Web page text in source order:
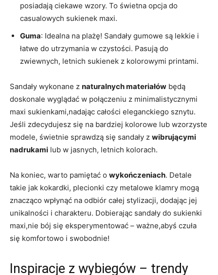
posiadają ciekawe wzory. To świetna opcja do
casualowych sukienek maxi.
Guma: Idealna na plażę! Sandały gumowe są lekkie i
łatwe do utrzymania w czystości. Pasują do
zwiewnych, letnich sukienek z kolorowymi printami.
Sandały wykonane z naturalnych materiałów będą
doskonale wyglądać w połączeniu z minimalistycznymi
maxi sukienkami,nadając całości eleganckiego sznytu.
Jeśli zdecydujesz się na bardziej kolorowe lub wzorzyste
modele, świetnie sprawdzą się sandały z wibrującymi
nadrukami lub w jasnych, letnich kolorach.
Na koniec, warto pamiętać o wykończeniach. Detale
takie jak kokardki, plecionki czy metalowe klamry mogą
znacząco wpłynąć na odbiór całej stylizacji, dodając jej
unikalności i charakteru. Dobierając sandały do sukienki
maxi,nie bój się eksperymentować – ważne,abyś czuła
się komfortowo i swobodnie!
Inspiracje z wybiegów – trendy